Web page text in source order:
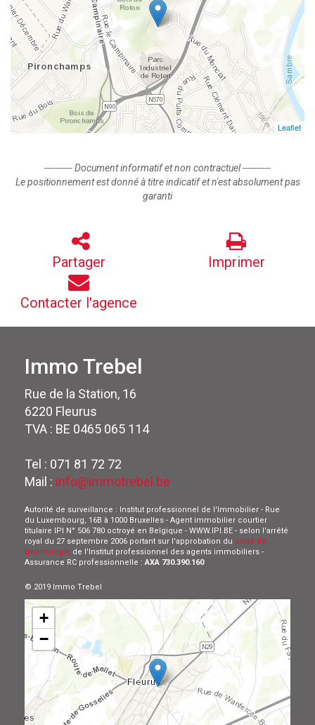
Leaflet
---------- Document informatif et non contractuel ----------
Le positionnement est donné à titre indicatif et n'est absolument pas
garanti
Partager Imprimer
Contacter l'agence
Immo Trebel
Rue de la Station, 16
6220 Fleurus
TVA : BE 0465 065 114
Tel : 071 81 72 72
Mail : info@immotrebel.be
Autorité de surveillance : Institut professionnel de l'Immobilier - Rue
du Luxembourg, 16B à 1000 Bruxelles - Agent immobilier courtier
titulaire IPI N° 506 780 octroyé en Belgique - WWW.IPI.BE - selon l'arrêté
royal du 27 septembre 2006 portant sur l'approbation du code de
déontologie de l'Institut professionnel des agents immobiliers -
Assurance RC professionnelle :AXA 730.390.160
© 2019 Immo Trebel
+
−